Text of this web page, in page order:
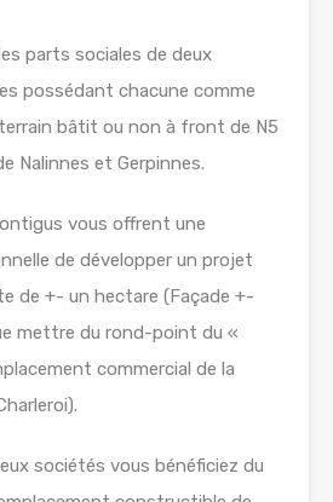
parts sociales de deux
possédant chacune comme
bâtit ou non à front de N5
Nalinnes et Gerpinnes.
vous offrent une
de développer un projet
de +- un hectare (Façade +-
mettre du rond-point du «
commercial de la
sociétés vous bénéficiez du